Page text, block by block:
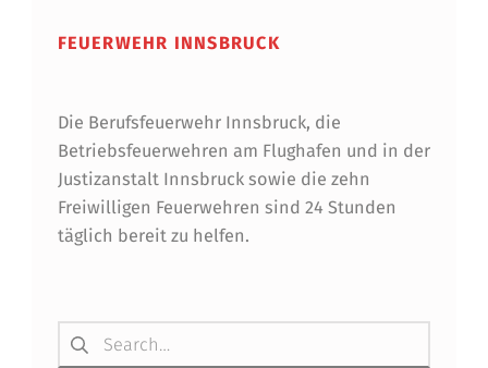
FEUERWEHR INNSBRUCK
Die Berufsfeuerwehr Innsbruck, die
Betriebsfeuerwehren am Flughafen und in der
Justizanstalt Innsbruck sowie die zehn
Freiwilligen Feuerwehren sind 24 Stunden
täglich bereit zu helfen.
Suchen nach: